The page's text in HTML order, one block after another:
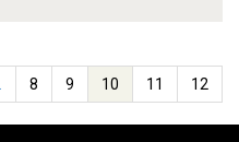
8 9 10 11 12